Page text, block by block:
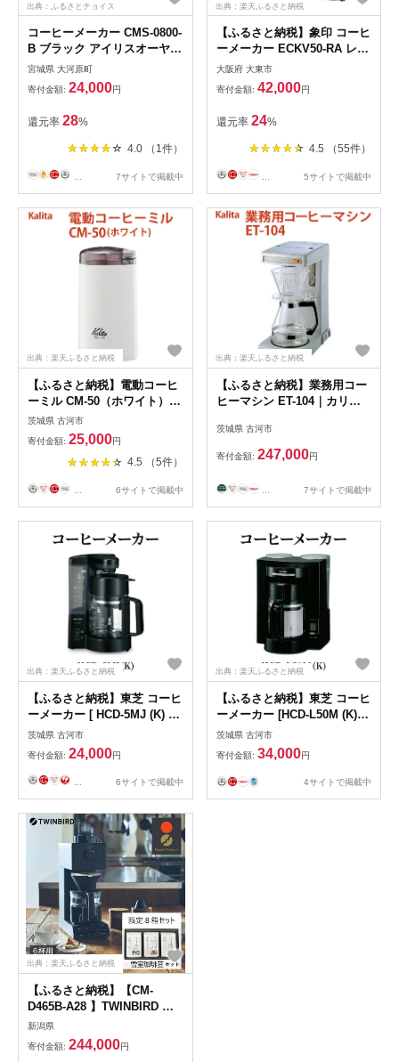
出典：ふるさとチョイス
コーヒーメーカー CMS-0800-
B ブラック アイリスオーヤマ
ドリップ式 ドリップ コーヒ
ー マグボトル 珈琲 簡単 コー
ヒーサーバーおしゃれ かわい
い シンプル
宮城県 大河原町
寄付金額: 24,000円
還元率 28%
4.0 （1件）
7サイトで掲載中
出典：楽天ふるさと納税
【ふるさと納税】象印 コーヒ
ーメーカー ECKV50-RA レッ
ド | 家電 電化製品 キッチン
家電 便利家電 zojirushi コ
ーヒーマシン コーヒーマシー
ン コーヒーメイカー コーヒ
ー 珈琲 マシン マシーン
大阪府 大東市
寄付金額: 42,000円
還元率 24%
4.5 （55件）
5サイトで掲載中
出典：楽天ふるさと納税
【ふるさと納税】電動コーヒ
ーミル CM-50（ホワイト）｜
kalita カリタ 珈琲 coffee ミ
ル グラインダー 家電 キッチ
ン キッチン用品 ギフト 贈答
贈り物 プレゼント お祝い ご
褒美 記念日 景品 茨城県 古河
市 _EW04
茨城県 古河市
寄付金額: 25,000円
4.5 （5件）
6サイトで掲載中
出典：楽天ふるさと納税
【ふるさと納税】業務用コー
ヒーマシン ET-104｜カリタ
業務用 コーヒーマシン 家電
職場 大人数 ギフト 贈答 贈り
物 お祝い プレゼント 記念品
景品 茨城県 古河市 _EW05
茨城県 古河市
寄付金額: 247,000円
7サイトで掲載中
出典：楽天ふるさと納税
【ふるさと納税】東芝 コーヒ
ーメーカー [ HCD-5MJ (K) ] |
家電 コーヒーメーカー コー
ヒー 珈琲 おしゃれ スタイリ
ッシュ東芝 TOSHIBA キッチ
ン キッチン用品 便利 簡単 手
プレゼント 茨城県 古河市 ※
離島への配送不可 _GA03
茨城県 古河市
寄付金額: 24,000円
6サイトで掲載中
出典：楽天ふるさと納税
【ふるさと納税】東芝 コーヒ
ーメーカー [HCD-L50M (K) ] |
家電 コーヒーメーカー コー
ヒー 珈琲 おしゃれ スタイリ
ッシュ東芝 TOSHIBA キッチ
ン キッチン用品 便利 簡単 手
茨城県 古河市
寄付金額: 34,000円
4サイトで掲載中
出典：楽天ふるさと納税
【ふるさと納税】【CM-
D465B-A28 】TWINBIRD 全
自動コーヒーメーカー 6杯用
×雪室珈琲オリジナルセット
(8箱) セット | キッチン家電
新潟県
寄付金額: 244,000円